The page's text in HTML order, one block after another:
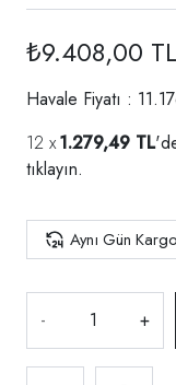
₺9.408,00
Havale Fiyatı :
1.279,49 TL
tıklayın.
Aynı Gün Kargo
- +